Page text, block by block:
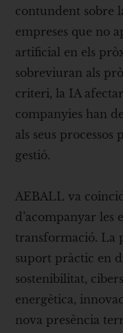
contundent sobre
empreses que no
artificial en els
sobreviuran als
criteri, la IA
companyies han
als seus
gestió.
AEBALL va
d’acompanyar les
transformació. La
suport pràctic en
sostenibilitat,
energètica,
nova presència